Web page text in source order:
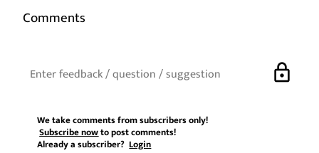
Comments
lock
We take comments from subscribers only!
Subscribe nowto post comments!
Already a subscriber?Login